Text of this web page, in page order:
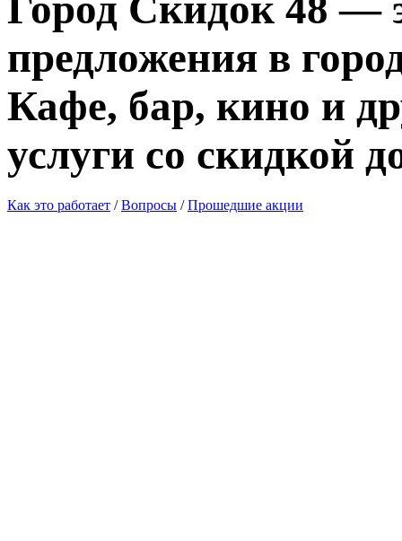
предложения в
Кафе, бар, кино и
услуги со скидкой
Как это работает / Вопросы / Прошедшие акции